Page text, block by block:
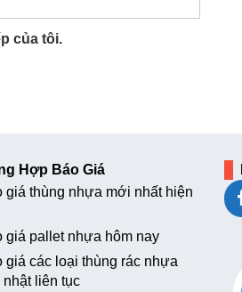
của tôi.
Hợp Báo Giá
giá thùng nhựa mới nhất hiện
giá pallet nhựa hôm nay
giá các loại thùng rác nhựa
nhật liên tục